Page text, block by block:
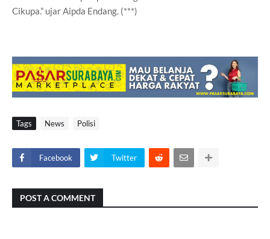
Cikupa.” ujar Aipda Endang. (***)
Tags News Polisi
Facebook Twitter
POST A COMMENT